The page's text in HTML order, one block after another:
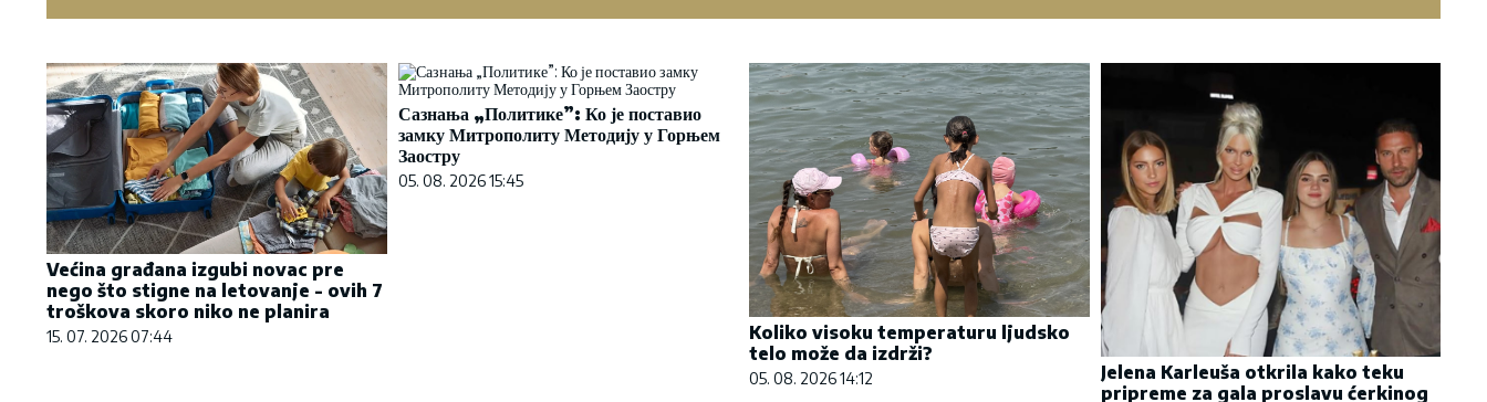
Većina građana izgubi novac pre
nego što stigne na letovanje - ovih 7
troškova skoro niko ne planira
15. 07. 2026 07:44
Сазнања „Политике”: Ко је поставио
замку Митрополиту Методију у Горњем
Заостру
05. 08. 2026 15:45
Koliko visoku temperaturu ljudsko
telo može da izdrži?
05. 08. 2026 14:12
Jelena Karleuša otkrila kako teku
pripreme za gala proslavu ćerkinog